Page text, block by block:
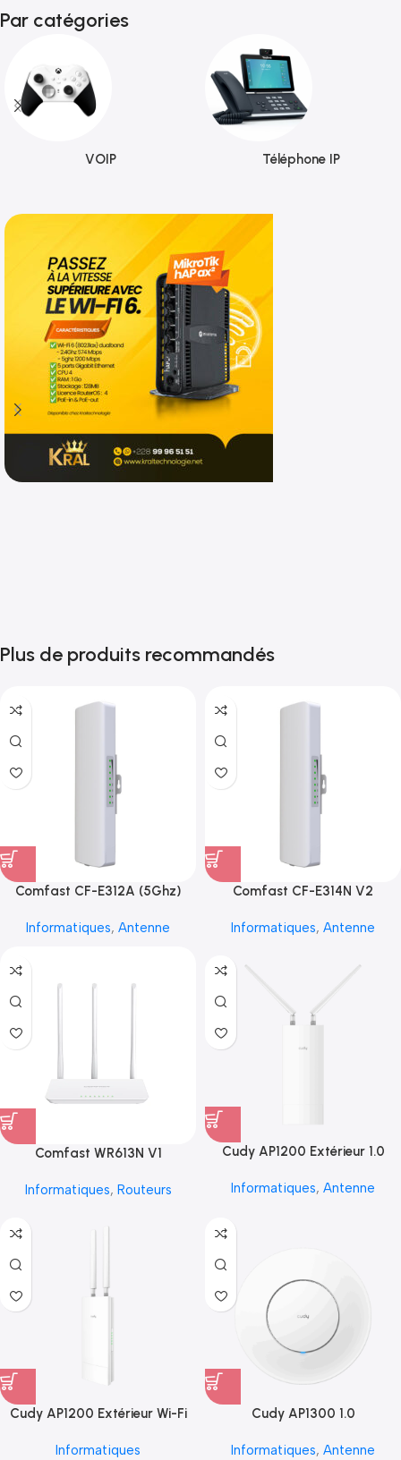
Par catégories
VOIP Téléphone IP
Plus de produits recommandés
Comfast CF-E312A (5Ghz)
Informatiques, Antenne
Comfast CF-E314N V2
Informatiques, Antenne
Comfast WR613N V1
Informatiques, Routeurs
Cudy AP1200 Extérieur 1.0
Informatiques, Antenne
Cudy AP1200 Extérieur Wi-Fi
Informatiques
Cudy AP1300 1.0
Informatiques, Antenne